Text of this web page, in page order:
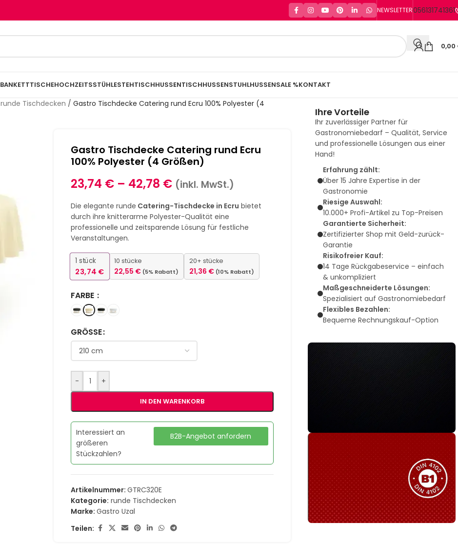
NEWSLETTER056131741361
0,00
BANKETTTISCHEHOCHZEITSSTÜHLESTEHTISCHHUSSENTISCHHUSSENSTUHLHUSSENSALE %KONTAKT
runde Tischdecken / Gastro Tischdecke Catering rund Ecru 100% Polyester (4
Gastro Tischdecke Catering rund Ecru
100% Polyester (4 Größen)
23,74 € – 42,78 € (inkl. MwSt.)
Die elegante runde Catering-Tischdecke in Ecru bietet
durch ihre knitterarme Polyester-Qualität eine
professionelle und zeitsparende Lösung für festliche
Veranstaltungen.
1 stück
23,74 €
10 stücke
22,55 € (5% Rabatt)
20+ stücke
21,36 € (10% Rabatt)
FARBE
GRÖSSE
- +
IN DEN WARENKORB
Interessiert an
größeren
Stückzahlen?
B2B-Angebot anfordern
Artikelnummer:GTRC320E
Kategorie: runde Tischdecken
Marke:Gastro Uzal
Teilen:
Ihre Vorteile
Ihr zuverlässiger Partner für
Gastronomiebedarf – Qualität, Service
und professionelle Lösungen aus einer
Hand!
Erfahrung zählt:
Über 15 Jahre Expertise in der
Gastronomie
Riesige Auswahl:
10.000+ Profi-Artikel zu Top-Preisen
Garantierte Sicherheit:
Zertifizierter Shop mit Geld-zurück-
Garantie
Risikofreier Kauf:
14 Tage Rückgabeservice – einfach
& unkompliziert
Maßgeschneiderte Lösungen:
Spezialisiert auf Gastronomiebedarf
Flexibles Bezahlen:
Bequeme Rechnungskauf-Option
Sie haben nicht das passende
Produkt gefunden?
Wir helfen Ihnen gerne weiter!